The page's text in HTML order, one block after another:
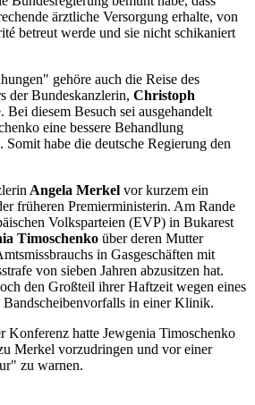
ärztliche Versorgung erhalte, von
betreut werde und sie nicht schikaniert
gehöre auch die Reise des
der Bundeskanzlerin, Christoph
Bei diesem Besuch sei ausgehandelt
eine bessere Behandlung
Somit habe die deutsche Regierung den
Angela Merkel vor kurzem ein
früheren Premierministerin. Am Rande
Volksparteien (EVP) in Bukarest
Timoschenko über deren Mutter
in Gasgeschäften mit
von sieben Jahren abzusitzen hat.
den Großteil ihrer Haftzeit wegen eines
Bandscheibenvorfalls in einer Klinik.
Konferenz hatte Jewgenia Timoschenko
Merkel vorzudringen und vor einer
zu warnen.